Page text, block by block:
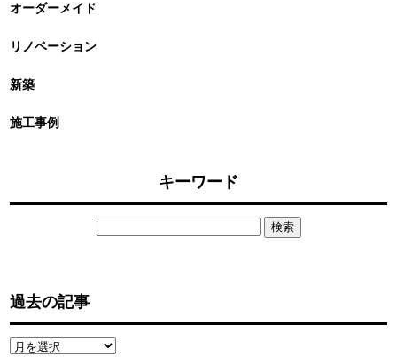
オーダーメイド
リノベーション
新築
施工事例
キーワード
過去の記事
過